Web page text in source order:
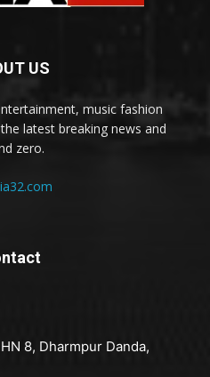
US
music fashion
latest breaking news and
zero.
8, Dharmpur Danda,